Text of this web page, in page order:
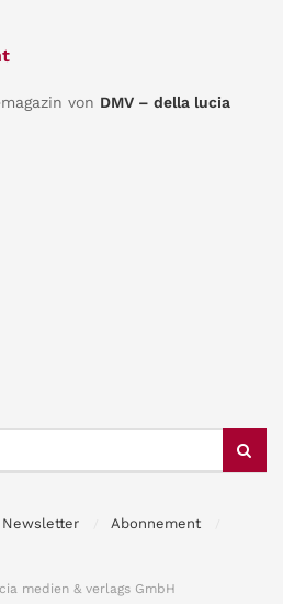
von DMV – della lucia
Newsletter
Abonnement
medien & verlags GmbH